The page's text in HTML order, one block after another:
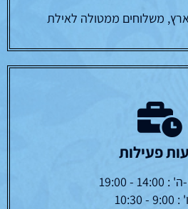
משלוחים ממטולה לאילת
פעילות
- 19:00